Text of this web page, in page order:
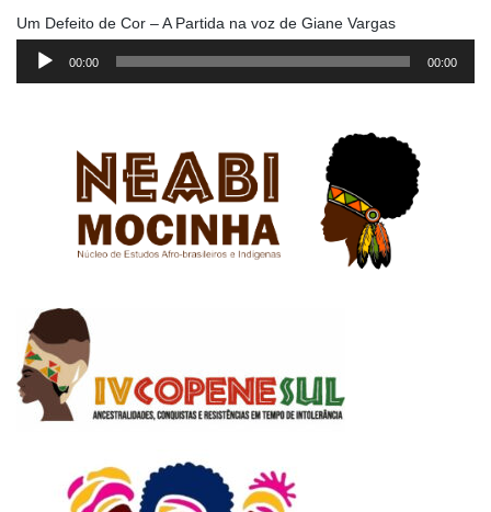
Um Defeito de Cor – A Partida na voz de Giane Vargas
00:00 00:00